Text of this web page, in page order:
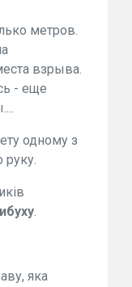
метров.
взрыва.
- еще
одному з
руку.
.
яка